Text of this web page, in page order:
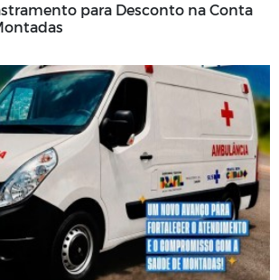
para Desconto na Conta